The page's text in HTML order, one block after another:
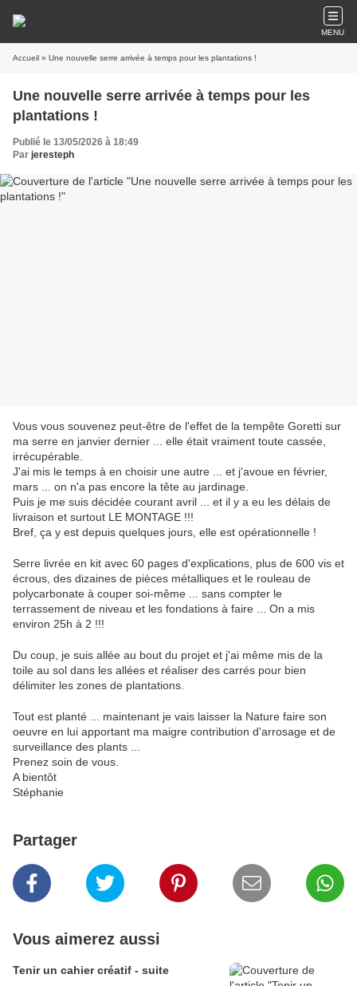
MENU
Accueil » Une nouvelle serre arrivée à temps pour les plantations !
Une nouvelle serre arrivée à temps pour les
plantations !
Publié le 13/05/2026 à 18:49
Par jeresteph
Vous vous souvenez peut-être de l'effet de la tempête Goretti sur
ma serre en janvier dernier ... elle était vraiment toute cassée,
irrécupérable.
J'ai mis le temps à en choisir une autre ... et j'avoue en février,
mars ... on n'a pas encore la tête au jardinage.
Puis je me suis décidée courant avril ... et il y a eu les délais de
livraison et surtout LE MONTAGE !!!
Bref, ça y est depuis quelques jours, elle est opérationnelle !
Serre livrée en kit avec 60 pages d'explications, plus de 600 vis et
écrous, des dizaines de pièces métalliques et le rouleau de
polycarbonate à couper soi-même ... sans compter le
terrassement de niveau et les fondations à faire ... On a mis
environ 25h à 2 !!!
Du coup, je suis allée au bout du projet et j'ai même mis de la
toile au sol dans les allées et réaliser des carrés pour bien
délimiter les zones de plantations.
Tout est planté ... maintenant je vais laisser la Nature faire son
oeuvre en lui apportant ma maigre contribution d'arrosage et de
surveillance des plants ...
Prenez soin de vous.
A bientôt
Stéphanie
Partager
Vous aimerez aussi
Tenir un cahier créatif - suite